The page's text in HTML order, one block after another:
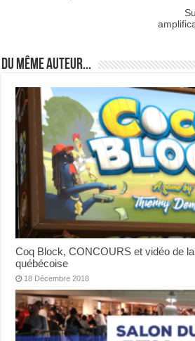
Du même auteur...
Coq Block, CONCOURS et vidéo de
québécoise
18 Décembre 2018